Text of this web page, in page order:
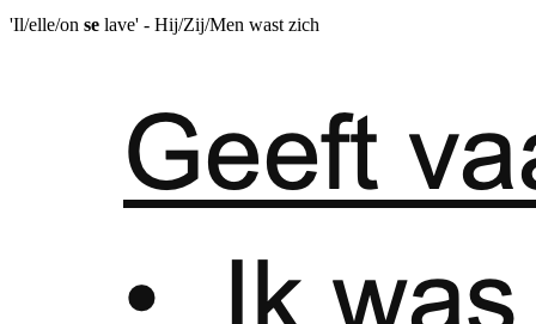
'Il/elle/on se lave' - Hij/Zij/Men wast zich